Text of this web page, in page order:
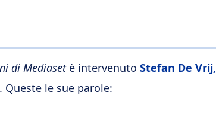
di Mediasetè intervenuto Stefan De Vrij,
le sue parole: